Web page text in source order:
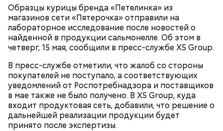
Образцы курицы бренда «Петелинка» из
магазинов сети «Пятерочка» отправили на
лабораторное исследование после новостей о
найденной в продукции сальмонелле. Об этом в
четверг, 15 мая, сообщили в пресс-службе X5 Group.
В пресс-службе отметили, что жалоб со стороны
покупателей не поступало, а соответствующих
уведомлений от Роспотребнадзора и поставщиков
в мае также не было получено. В X5 Group, куда
входит продуктовая сеть, добавили, что решение о
дальнейшей реализации продукции будет
принято после экспертизы.
Терапевт Кондрахин назвал
продукты и напитки, которые
выводят токсины из организма
Ранние плоды, по словам врача, лучше не есть:
Чистит сосуды и защищает от
рака: чем полезен кресс-салат